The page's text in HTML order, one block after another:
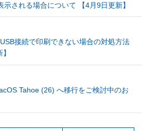
される場合について 【4月9日更新】
接続で印刷できない場合の対処方法
Tahoe (26) へ移行をご検討中のお